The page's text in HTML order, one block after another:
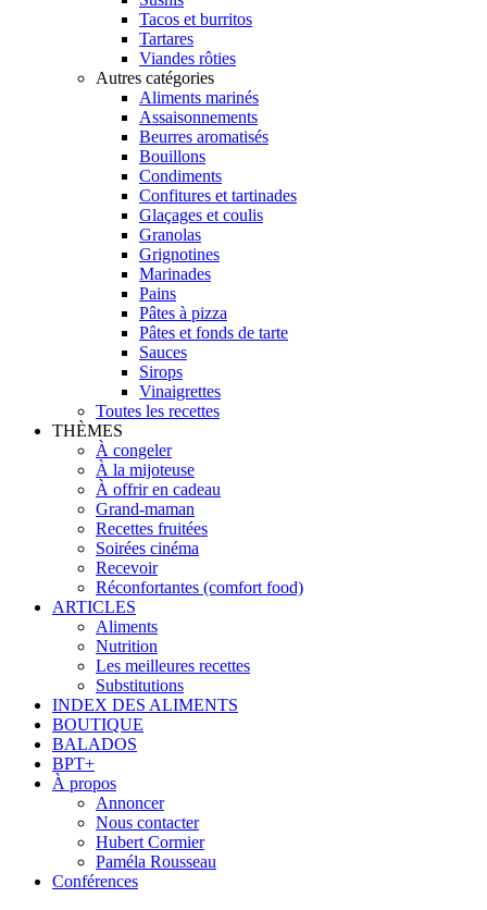
Tacos et burritos
Tartares
Viandes rôties
Autres catégories
Aliments marinés
Assaisonnements
Beurres aromatisés
Bouillons
Condiments
Confitures et tartinades
Glaçages et coulis
Granolas
Grignotines
Marinades
Pains
Pâtes à pizza
Pâtes et fonds de tarte
Sauces
Sirops
Vinaigrettes
Toutes les recettes
THÈMES
À congeler
À la mijoteuse
À offrir en cadeau
Grand-maman
Recettes fruitées
Soirées cinéma
Recevoir
Réconfortantes (comfort food)
ARTICLES
Aliments
Nutrition
Les meilleures recettes
Substitutions
INDEX DES ALIMENTS
BOUTIQUE
BALADOS
BPT+
À propos
Annoncer
Nous contacter
Hubert Cormier
Paméla Rousseau
Conférences